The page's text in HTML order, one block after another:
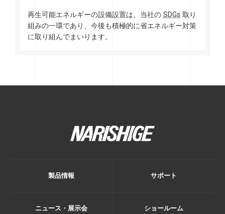
再生可能エネルギーの設備設置は、当社の SDGs 取り
組みの一環であり、今後も積極的に省エネルギー対策
に取り組んでまいります。
製品情報 サポート
ニュース・展示会 ショールーム